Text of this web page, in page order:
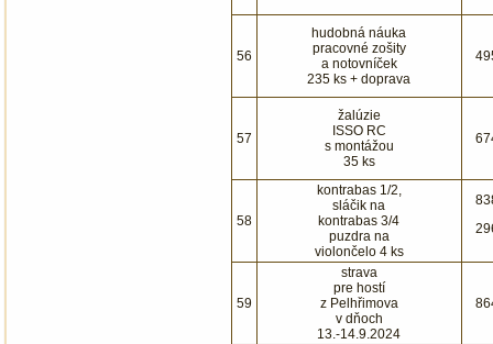
56
hudobná náuka
pracovné zošity
a notovníček
235 ks + doprava
57
žalúzie
ISSO RC
s montážou
35 ks
58
kontrabas 1/2,
sláčik na
kontrabas 3/4
puzdra na
violončelo 4 ks
59
strava
pre hostí
z Pelhřimova
v dňoch
13.-14.9.2024